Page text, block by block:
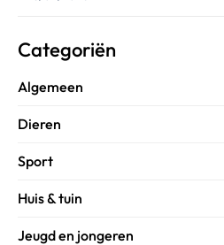
Categoriën
Algemeen
Dieren
Sport
Huis & tuin
Jeugd en jongeren